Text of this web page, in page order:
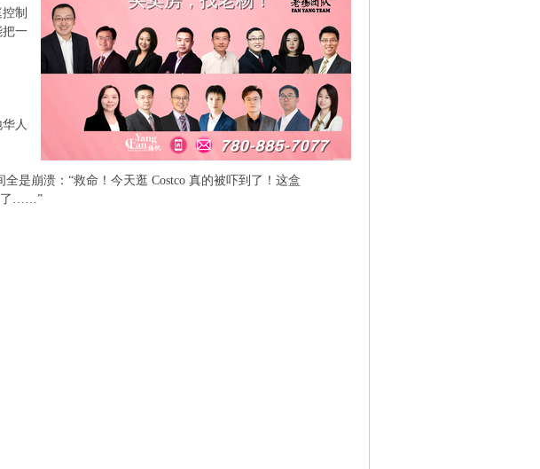
制
把一
人
是崩溃：“救命！今天逛 Costco 真的被吓到了！这盒
了……”